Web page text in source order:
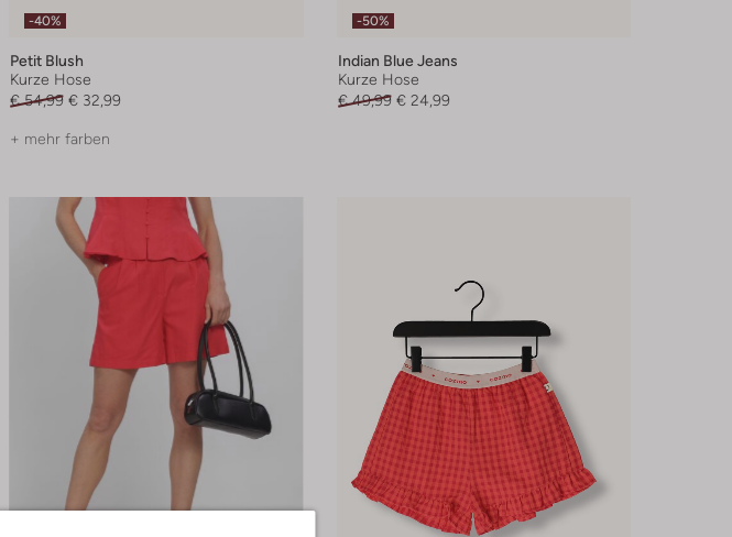
-40%
Petit Blush
Kurze Hose
€ 54,99 € 32,99
+ mehr farben
-50%
Indian Blue Jeans
Kurze Hose
€ 49,99 € 24,99